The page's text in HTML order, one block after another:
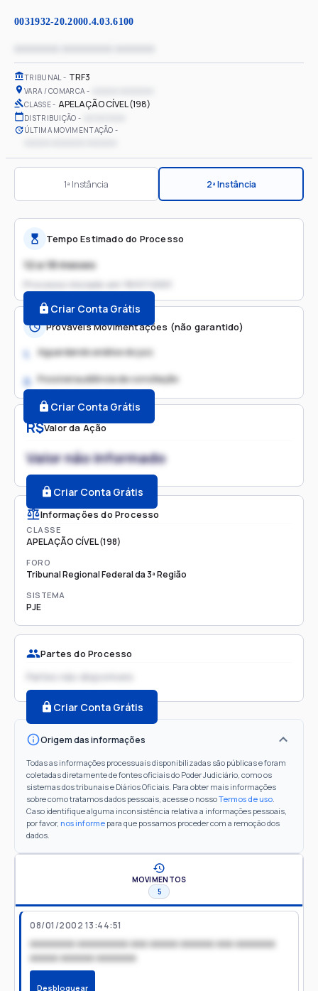
0031932-20.2000.4.03.6100
TRIBUNAL TRF3
VARA / COMARCA
CLASSE APELAÇÃO CÍVEL (198)
DISTRIBUIÇÃO
ÚLTIMA MOVIMENTAÇÃO
1ª Instância 2ª Instância
R$Valor da Ação
Valor não informado
Criar Conta Grátis
Informações do Processo
CLASSE
APELAÇÃO CÍVEL (198)
FORO
Tribunal Regional Federal da 3ª Região
SISTEMA
PJE
Partes do Processo
Partes não disponíveis
Criar Conta Grátis
Origem das informações
Todas as informações processuais disponibilizadas são públicas e foram
coletadas diretamente de fontes oficiais do Poder Judiciário, como os
sistemas dos tribunais e Diários Oficiais. Para obter mais informações
sobre como tratamos dados pessoais, acesse o nossoTermos de uso.
Caso identifique alguma inconsistência relativa a informações pessoais,
por favor, nos informe para que possamos proceder com a remoção dos
dados.
Tempo Estimado do Processo
12 a 18 meses
Processo iniciado em
Criar Conta Grátis
Prováveis Movimentações (não garantido)
1. Aguardando análise do juiz
2. Possível audiência de conciliação
Criar Conta Grátis
MOVIMENTOS
5
08/01/2002 13:44:51
xxxxxxxx xxxxxxxxx xxx xxxxx xxxxxx xxx xxxxxxx
xxxxx xxxxxx xxxxxxx
Desbloquear